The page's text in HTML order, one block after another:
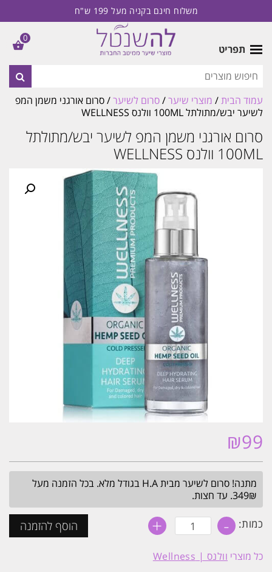
משלוח חינם בקניה מעל 199 ש"ח
תפריט
עמוד הבית/ מוצרי שיער/סרום לשיער/ סרום אורגני משמן המפ
לשיער יבש/מתולתל 100ML וולנס WELLNESS
סרום אורגני משמן המפ לשיער יבש/מתולתל
100ML וולנס WELLNESS
₪99
מתנה! סרום לשיער מבית H.A בגודל מלא. בכל הזמנה מעל
349₪. עד חצות.
כמות: - כמות
של
אורגני
משמן
+ הוסף להזמנה
כל מוצרי וולנס | Wellness
0